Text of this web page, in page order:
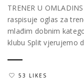
TRENER U
raspisuje oglas za
mlađim dobnim
klubu Split vjerujemo
53 LIKES